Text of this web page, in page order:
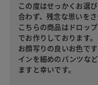
この度はせっかくお選
合わず、残念な思いを
こちらの商品はドロッ
でお作りしております
お顔写りの良いお色で
インを細めのパンツな
ますと幸いです。